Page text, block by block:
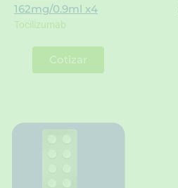
162mg/0.9ml x4
Tocilizumab
Cotizar